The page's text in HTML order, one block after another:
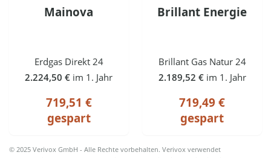
Mainova
Erdgas Direkt 24
2.224,50 € im 1. Jahr
719,51 €
gespart
Brillant Energie
Brillant Gas Natur 24
2.189,52 € im 1. Jahr
719,49 €
gespart
© 2025 Verivox GmbH - Alle Rechte vorbehalten. Verivox verwendet